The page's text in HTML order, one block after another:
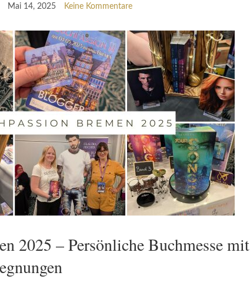
Mai 14, 2025 Keine Kommentare
2025 – Persönliche Buchmesse mit